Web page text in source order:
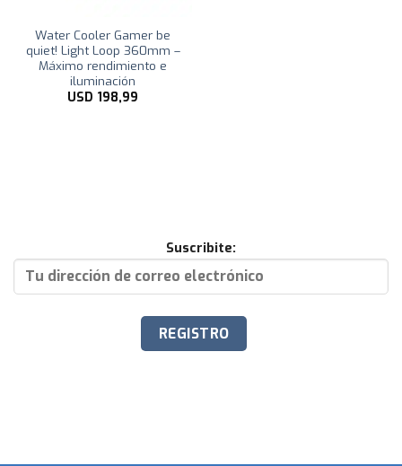
Water Cooler Gamer be
quiet! Light Loop 360mm –
Máximo rendimiento e
iluminación
USD 198,99
Suscribite: